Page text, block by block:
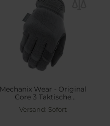
Mechanix Wear - Original
Core 3 Taktische
Handschuhe - Wolf Grey
Versand: Sofort